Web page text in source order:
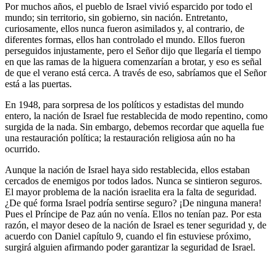
Por muchos años, el pueblo de Israel vivió esparcido por todo el
mundo; sin territorio, sin gobierno, sin nación. Entretanto,
curiosamente, ellos nunca fueron asimilados y, al contrario, de
diferentes formas, ellos han controlado el mundo. Ellos fueron
perseguidos injustamente, pero el Señor dijo que llegaría el tiempo
en que las ramas de la higuera comenzarían a brotar, y eso es señal
de que el verano está cerca. A través de eso, sabríamos que el Señor
está a las puertas.
En 1948, para sorpresa de los políticos y estadistas del mundo
entero, la nación de Israel fue restablecida de modo repentino, como
surgida de la nada. Sin embargo, debemos recordar que aquella fue
una restauración política; la restauración religiosa aún no ha
ocurrido.
Aunque la nación de Israel haya sido restablecida, ellos estaban
cercados de enemigos por todos lados. Nunca se sintieron seguros.
El mayor problema de la nación israelita era la falta de seguridad.
¿De qué forma Israel podría sentirse seguro? ¡De ninguna manera!
Pues el Príncipe de Paz aún no venía. Ellos no tenían paz. Por esta
razón, el mayor deseo de la nación de Israel es tener seguridad y, de
acuerdo con Daniel capítulo 9, cuando el fin estuviese próximo,
surgirá alguien afirmando poder garantizar la seguridad de Israel.